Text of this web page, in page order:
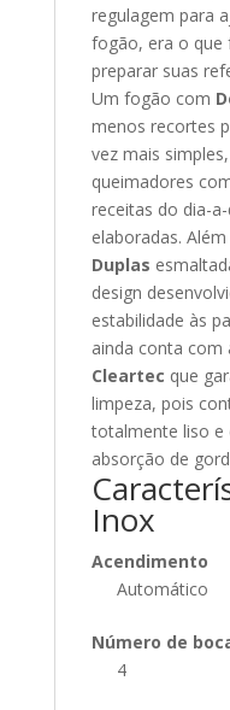
regulagem para
fogão, era o que
preparar suas
Um fogão com
menos recortes
vez mais
queimadores
receitas do dia-
elaboradas.
Duplas
design
estabilidade às
ainda conta com
Cleartec que
limpeza, pois
totalmente liso e
absorção de
Inox
Acendimento
Automático
Número de
4